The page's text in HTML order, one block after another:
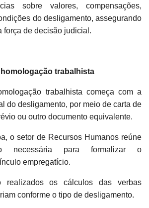
sobre valores, compensações,
do desligamento, assegurando
força de decisão judicial.
trabalhista
trabalhista começa com a
do desligamento, por meio de carta de
ou outro documento equivalente.
o setor de Recursos Humanos reúne
necessária para formalizar o
empregatício.
realizados os cálculos das verbas
conforme o tipo de desligamento.